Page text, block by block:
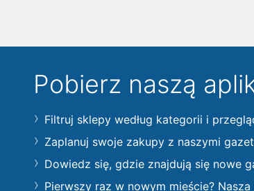
Pobierz naszą
Filtruj sklepy według kategorii i
Zaplanuj swoje zakupy z naszymi
Dowiedz się, gdzie znajdują się nowe
Pierwszy raz w nowym mieście?